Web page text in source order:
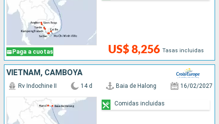
Paga a cuotas US$ 8,256 Tasas incluidas
VIETNAM, CAMBOYA
Rv Indochine II 14 d Baia de Halong 16/02/2027
Comidas incluidas